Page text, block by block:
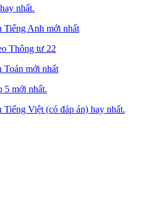
nhất.
Tiếng Anh mới nhất
Thông tư 22
Toán mới nhất
5 mới nhất.
Việt (có đáp án) hay nhất.